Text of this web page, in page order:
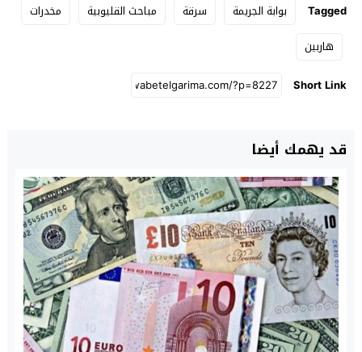
Tagged بوابة الجريمة سرقة مباحث القليوبية
مخدرات
هاربين
Short Link
قد يهمك أيضا